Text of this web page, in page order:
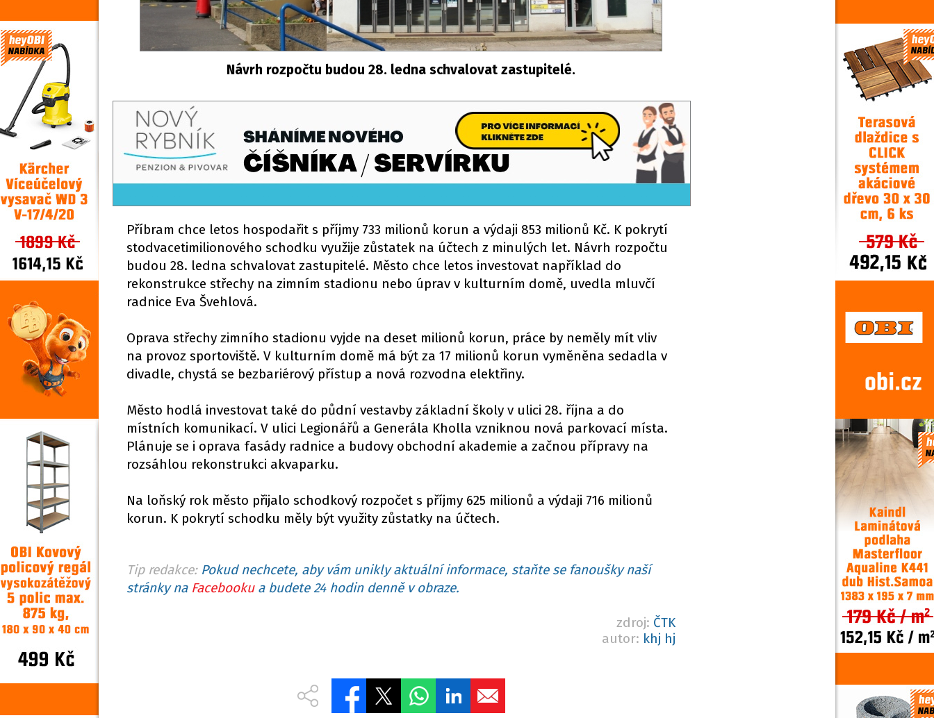
Návrh rozpočtu budou 28. ledna schvalovat zastupitelé.
Příbram chce letos hospodařit s příjmy 733 milionů korun a výdaji 853 milionů Kč. K pokrytí
stodvacetimilionového schodku využije zůstatek na účtech z minulých let. Návrh rozpočtu
budou 28. ledna schvalovat zastupitelé. Město chce letos investovat například do
rekonstrukce střechy na zimním stadionu nebo úprav v kulturním domě, uvedla mluvčí
radnice Eva Švehlová.
Oprava střechy zimního stadionu vyjde na deset milionů korun, práce by neměly mít vliv
na provoz sportoviště. V kulturním domě má být za 17 milionů korun vyměněna sedadla v
divadle, chystá se bezbariérový přístup a nová rozvodna elektřiny.
Město hodlá investovat také do půdní vestavby základní školy v ulici 28. října a do
místních komunikací. V ulici Legionářů a Generála Kholla vzniknou nová parkovací místa.
Plánuje se i oprava fasády radnice a budovy obchodní akademie a začnou přípravy na
rozsáhlou rekonstrukci akvaparku.
Na loňský rok město přijalo schodkový rozpočet s příjmy 625 milionů a výdaji 716 milionů
korun. K pokrytí schodku měly být využity zůstatky na účtech.
Tip redakce: Pokud nechcete, aby vám unikly aktuální informace, staňte se fanoušky naší
stránky na Facebookua budete 24 hodin denně v obraze.
zdroj: ČTK
autor: khj hj